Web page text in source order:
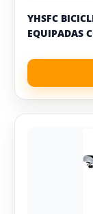
YHSFC
EQUIPADAS